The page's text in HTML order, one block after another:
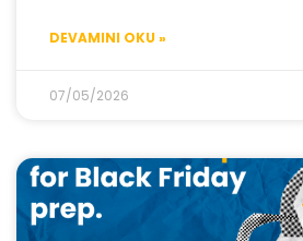
DEVAMINI OKU »
07/05/2026